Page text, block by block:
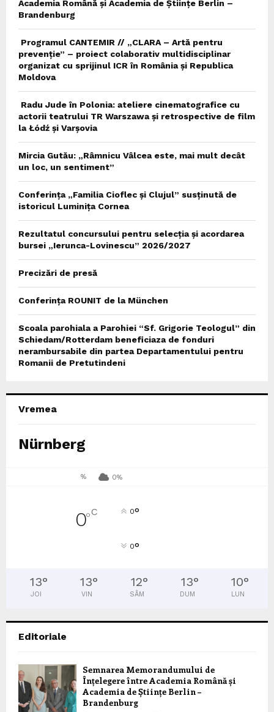
Academia Română și Academia de Științe Berlin –
Brandenburg
Programul CANTEMIR // „CLARA – Artă pentru
prevenție” – proiect colaborativ multidisciplinar
organizat cu sprijinul ICR în România și Republica
Moldova
Radu Jude în Polonia: ateliere cinematografice cu
actorii teatrului TR Warszawa și retrospective de film
la Łódź și Varșovia
Mircia Gutău: „Râmnicu Vâlcea este, mai mult decât
un loc, un sentiment”
Conferința „Familia Cioflec și Clujul” susținută de
istoricul Luminița Cornea
Rezultatul concursului pentru selecția și acordarea
bursei „Ierunca-Lovinescu” 2026/2027
Precizări de presă
Conferința ROUNIT de la München
Scoala parohiala a Parohiei “Sf. Grigorie Teologul” din
Schiedam/Rotterdam beneficiaza de fonduri
nerambursabile din partea Departamentului pentru
Romanii de Pretutindeni
Vremea
Nürnberg
% 0%
0°C 0°
0°
13°
JOI
13°
VIN
12°
SÂM
13°
DUM
10°
LUN
Editoriale
Semnarea Memorandumului de
Înțelegere între Academia Română și
Academia de Științe Berlin –
Brandenburg